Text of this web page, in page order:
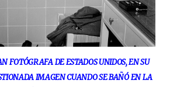
FOTÓGRAFA DE ESTADOS UNIDOS, EN SU
IMAGEN CUANDO SE BAÑÓ EN LA